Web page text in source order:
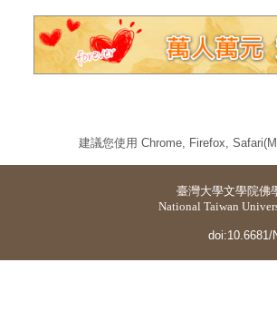
建議您使用 Chrome, Firefox,
臺灣大學文學院佛
National Taiwan
doi:10.6681/